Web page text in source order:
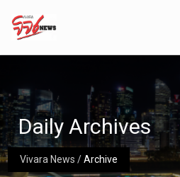
Vivara News /Archive
Daily Archives